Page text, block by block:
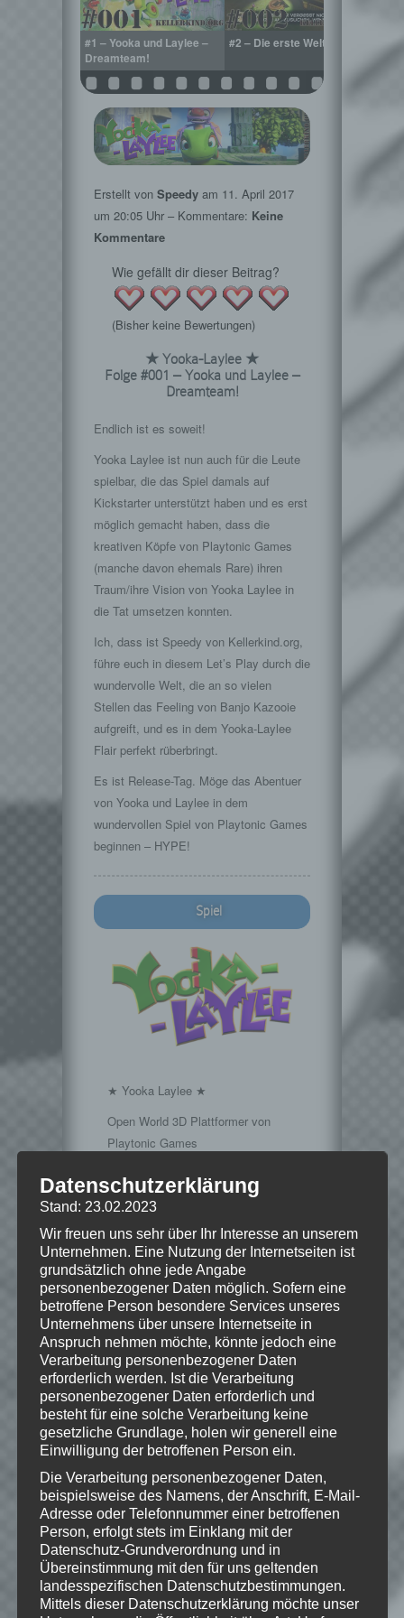
#1 – Yooka und Laylee –
Dreamteam!
#2 – Die erste Welt ruft!
#3
Erstellt von Speedy am 11. April 2017
um 20:05 Uhr – Kommentare: Keine
Kommentare
Wie gefällt dir dieser Beitrag?
(Bisher keine Bewertungen)
★ Yooka-Laylee ★
Folge #001 – Yooka und Laylee –
Dreamteam!
Endlich ist es soweit!
Yooka Laylee ist nun auch für die Leute
spielbar, die das Spiel damals auf
Kickstarter unterstützt haben und es erst
möglich gemacht haben, dass die
kreativen Köpfe von Playtonic Games
(manche davon ehemals Rare) ihren
Traum/ihre Vision von Yooka Laylee in
die Tat umsetzen konnten.
Ich, dass ist Speedy von Kellerkind.org,
führe euch in diesem Let’s Play durch die
wundervolle Welt, die an so vielen
Stellen das Feeling von Banjo Kazooie
aufgreift, und es in dem Yooka-Laylee
Flair perfekt rüberbringt.
Es ist Release-Tag. Möge das Abentuer
von Yooka und Laylee in dem
wundervollen Spiel von Playtonic Games
beginnen – HYPE!
Spiel
★ Yooka Laylee ★
Open World 3D Plattformer von
Playtonic Games
Offizielle
Seite:http://www.playtonicgames.com/games/y…
Hinweise
Wenn Dir das Spiel gefällt,
unterstütze bitte die Entwickler und
kaufe Dir das Spiel im Original!
Origin:https://www.origin.com/de-
de/store/buy/theme-hospital-
origin/pc-download/base-
game/standard-edition
© 2017 Playtonic Limited
Datenschutzerklärung
Stand: 23.02.2023
Wir freuen uns sehr über Ihr Interesse an unserem
Unternehmen. Eine Nutzung der Internetseiten ist
grundsätzlich ohne jede Angabe
personenbezogener Daten möglich. Sofern eine
betroffene Person besondere Services unseres
Unternehmens über unsere Internetseite in
Anspruch nehmen möchte, könnte jedoch eine
Verarbeitung personenbezogener Daten
erforderlich werden. Ist die Verarbeitung
personenbezogener Daten erforderlich und
besteht für eine solche Verarbeitung keine
gesetzliche Grundlage, holen wir generell eine
Einwilligung der betroffenen Person ein.
Die Verarbeitung personenbezogener Daten,
beispielsweise des Namens, der Anschrift, E-Mail-
Adresse oder Telefonnummer einer betroffenen
Person, erfolgt stets im Einklang mit der
Datenschutz-Grundverordnung und in
Übereinstimmung mit den für uns geltenden
landesspezifischen Datenschutzbestimmungen.
Mittels dieser Datenschutzerklärung möchte unser